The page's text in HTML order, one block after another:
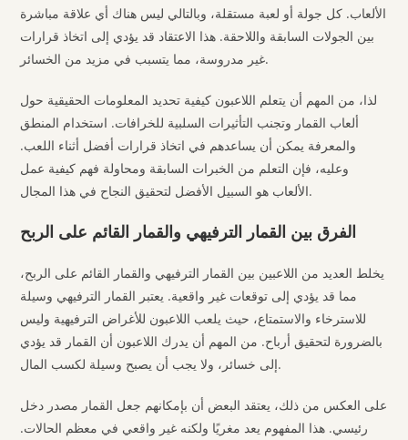
الألعاب. كل جولة أو لعبة مستقلة، وبالتالي ليس هناك أي علاقة مباشرة
بين الجولات السابقة واللاحقة. هذا الاعتقاد قد يؤدي إلى اتخاذ قرارات
غير مدروسة، مما يتسبب في مزيد من الخسائر.
لذا، من المهم أن يتعلم اللاعبون كيفية تحديد المعلومات الحقيقية حول
ألعاب القمار وتجنب التأثيرات السلبية للخرافات. استخدام المنطق
والمعرفة يمكن أن يساعدهم في اتخاذ قرارات أفضل أثناء اللعب.
وعليه، فإن التعلم من الخبرات السابقة ومحاولة فهم كيفية عمل
الألعاب هو السبيل الأفضل لتحقيق النجاح في هذا المجال.
الفرق بين القمار الترفيهي والقمار القائم على الربح
يخلط العديد من اللاعبين بين القمار الترفيهي والقمار القائم على الربح،
مما قد يؤدي إلى توقعات غير واقعية. يعتبر القمار الترفيهي وسيلة
للاسترخاء والاستمتاع، حيث يلعب اللاعبون للأغراض الترفيهية وليس
بالضرورة لتحقيق أرباح. من المهم أن يدرك اللاعبون أن القمار قد يؤدي
إلى خسائر، ولا يجب أن يصبح وسيلة لكسب المال.
على العكس من ذلك، يعتقد البعض أن بإمكانهم جعل القمار مصدر دخل
رئيسي. هذا المفهوم يعد مغريًا ولكنه غير واقعي في معظم الحالات.